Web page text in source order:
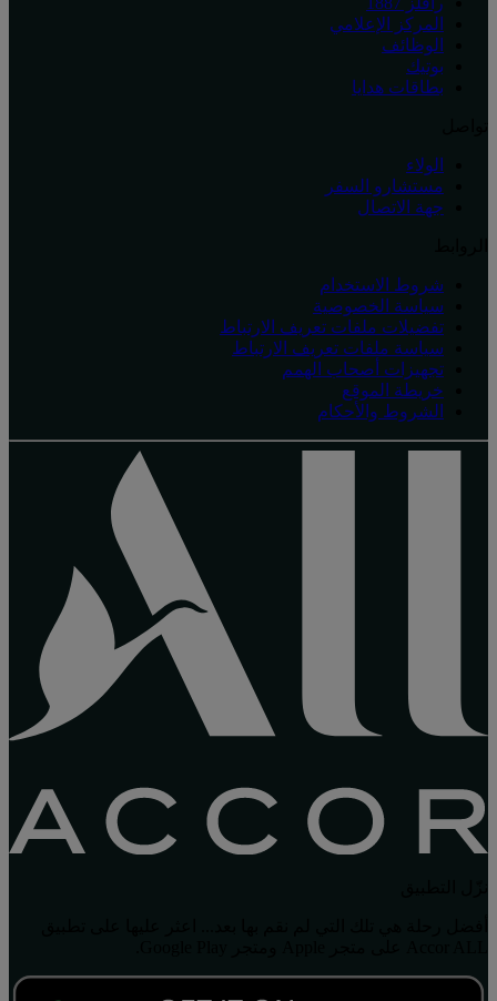
المركز الإعلامي
الوظائف
بوتيك
بطاقات هدايا
الولاء
مستشارو السفر
جهة الاتصال
شروط الاستخدام
سياسة الخصوصية
تفضيلات ملفات تعريف الارتباط
سياسة ملفات تعريف الارتباط
تجهيزات أصحاب الهمم
خريطة الموقع
الشروط والأحكام